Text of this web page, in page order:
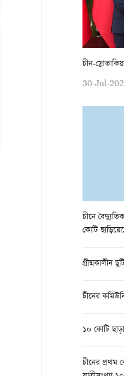
চীন-
30-Jul-
চীনে
কোটি
গ্রীষ্মকালীন
চীনের
১০ কোটি
চীনের প্রথম